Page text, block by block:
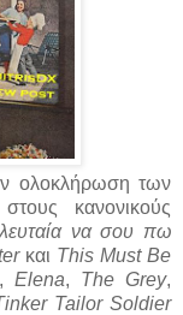
ολοκλήρωση των
κανονικούς
να σου πω
και This Must Be
, Elena, The Grey,
Tailor Soldier